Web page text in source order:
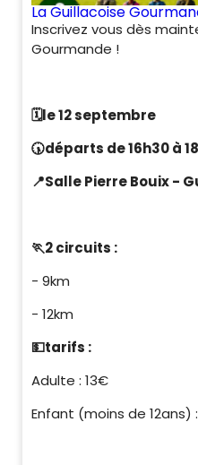
La Guillacoise
Inscrivez vous dès
Gourmande !
🗓️le 12 septembre
🕠️départs de 16h30 à
📍Salle Pierre Bouix -
🏃2 circuits :
- 9km
- 12km
💵tarifs :
Adulte : 13€
Enfant (moins de 12ans)